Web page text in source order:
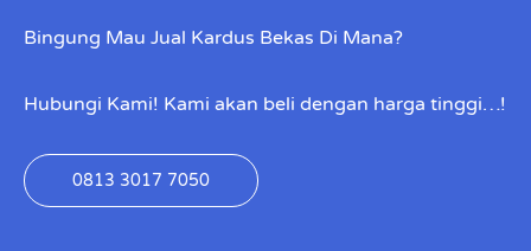
Bingung Mau Jual Kardus Bekas Di Mana?
Hubungi Kami! Kami akan beli dengan harga tinggi…!
0813 3017 7050